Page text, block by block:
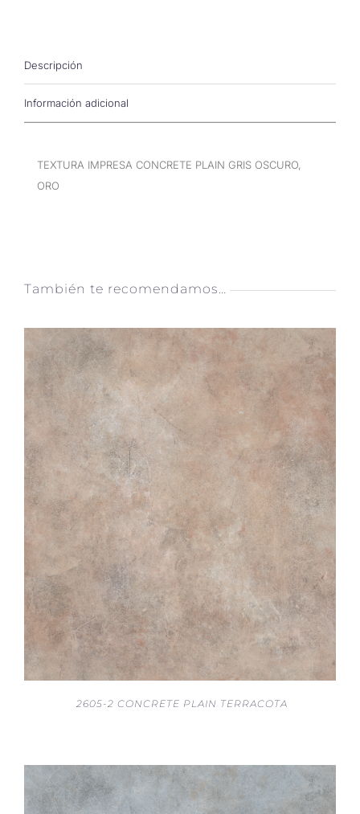
Descripción
Información adicional
TEXTURA IMPRESA CONCRETE PLAIN GRIS OSCURO,
ORO
También te recomendamos…
2605-2 CONCRETE PLAIN TERRACOTA